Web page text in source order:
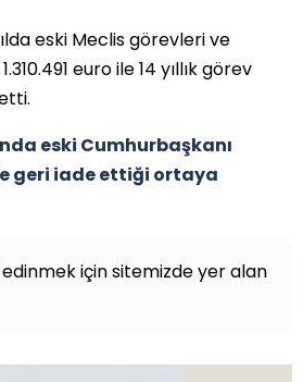
eski Meclis görevleri ve
euro ile 14 yıllık görev
eski Cumhurbaşkanı
geri iade ettiği ortaya
için sitemizde yer alan
Tiyatroloo!
Yasir Baba 30 Haziran 2026